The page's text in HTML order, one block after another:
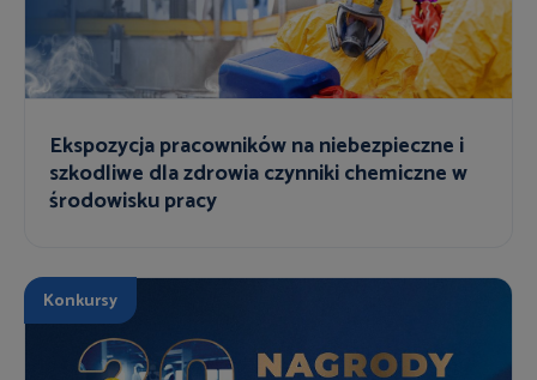
Ekspozycja pracowników na niebezpieczne i
szkodliwe dla zdrowia czynniki chemiczne w
środowisku pracy
Konkursy